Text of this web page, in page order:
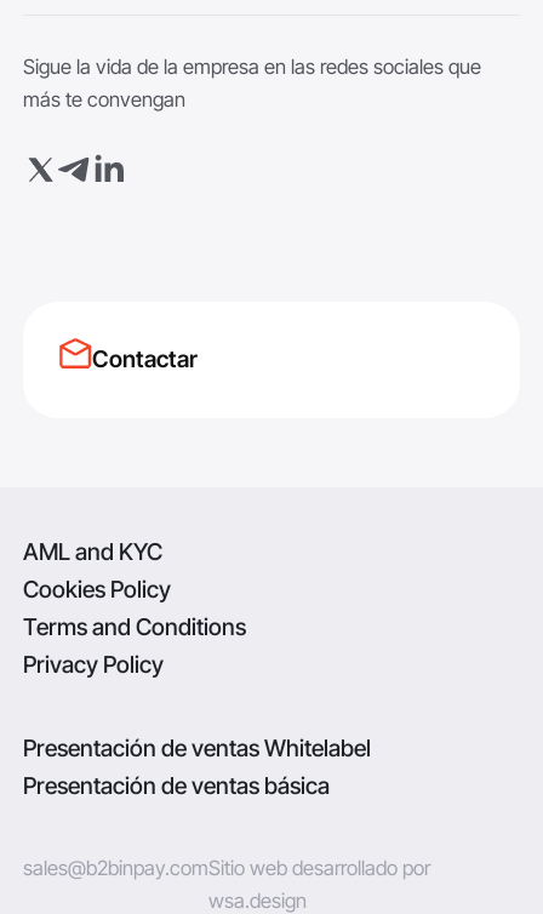
Sigue la vida de la empresa en las redes sociales que
más te convengan
Contactar
AML and KYC
Cookies Policy
Terms and Conditions
Privacy Policy
Presentación de ventas Whitelabel
Presentación de ventas básica
sales@b2binpay.comSitio web desarrollado por
wsa.design